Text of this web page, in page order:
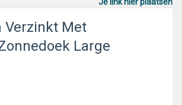
Verzinkt Met
Large